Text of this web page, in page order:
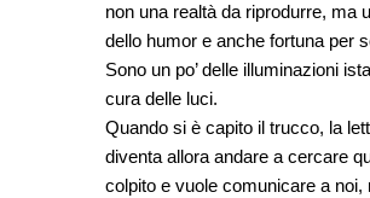
non una realtà da riprodurre, ma
dello humor e anche fortuna per
Sono un po’ delle illuminazioni
cura delle luci.
Quando si è capito il trucco, la
diventa allora andare a cercare
colpito e vuole comunicare a